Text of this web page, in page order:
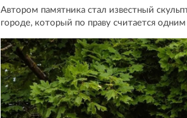
Автором памятника стал известный
городе, который по праву считается